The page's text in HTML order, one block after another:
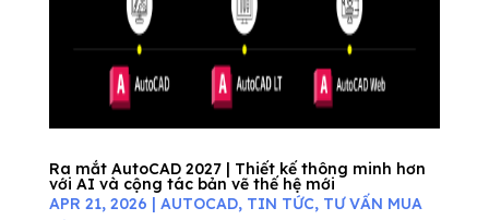
Ra mắt AutoCAD 2027 | Thiết kế thông minh hơn
với AI và cộng tác bản vẽ thế hệ mới
APR 21, 2026 | AUTOCAD, TIN TỨC, TƯ VẤN MUA